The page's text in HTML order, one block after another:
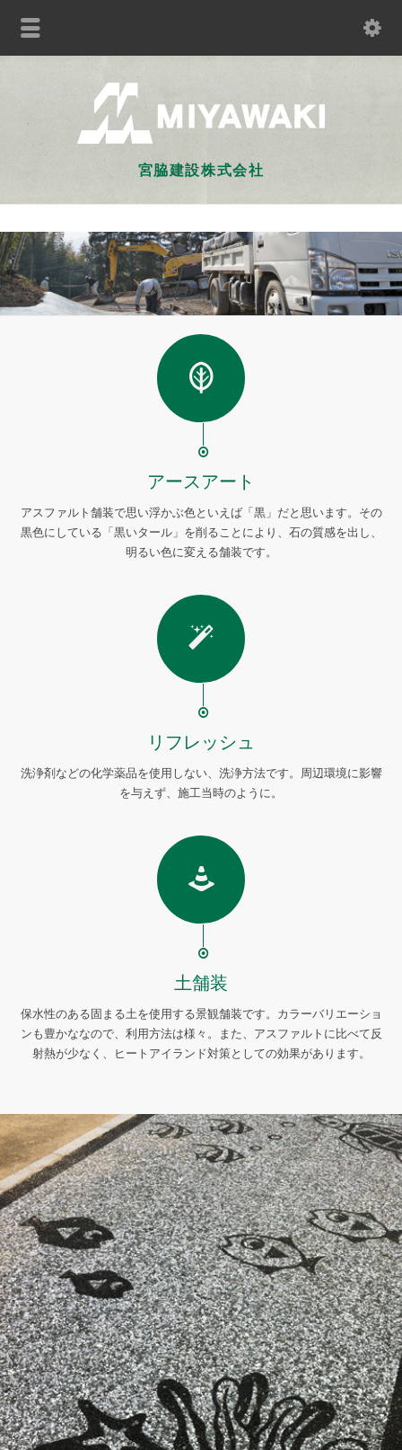
宮脇建設株式会社
アースアート
アスファルト舗装で思い浮かぶ色といえば「黒」だと思います。その
黒色にしている「黒いタール」を削ることにより、石の質感を出し、
明るい色に変える舗装です。
リフレッシュ
洗浄剤などの化学薬品を使用しない、洗浄方法です。周辺環境に影響
を与えず、施工当時のように。
土舗装
保水性のある固まる土を使用する景観舗装です。カラーバリエーショ
ンも豊かななので、利用方法は様々。また、アスファルトに比べて反
射熱が少なく、ヒートアイランド対策としての効果があります。